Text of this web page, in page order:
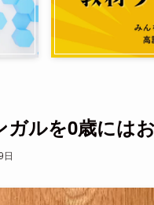
ルを0歳には
日